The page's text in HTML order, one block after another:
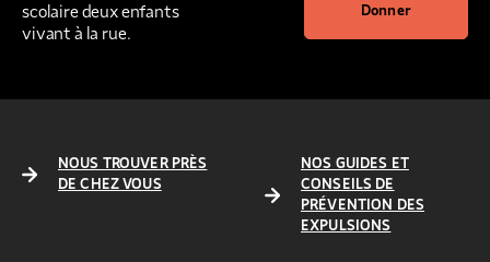
scolaire deux enfants
vivant à la rue.
Donner
NOUS TROUVER PRÈS
DE CHEZ VOUS
NOS GUIDES ET
CONSEILS DE
PRÉVENTION DES
EXPULSIONS